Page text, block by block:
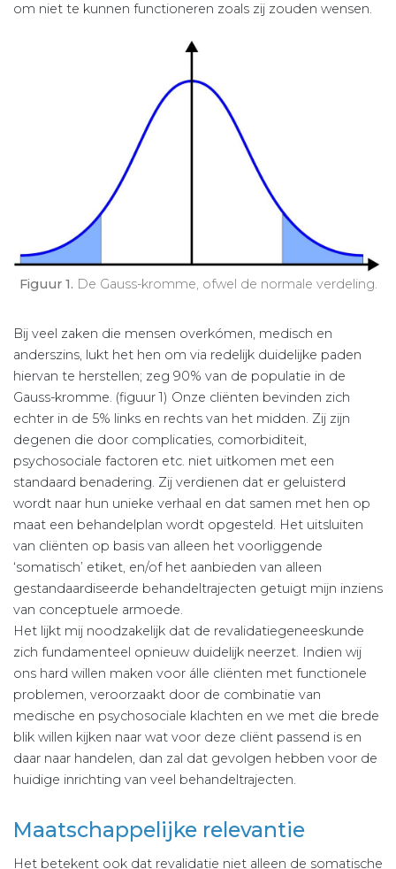
om niet te kunnen functioneren zoals zij zouden wensen.
Figuur 1. De Gauss-kromme, ofwel de normale verdeling.
Bij veel zaken die mensen overkómen, medisch en
anderszins, lukt het hen om via redelijk duidelijke paden
hiervan te herstellen; zeg 90% van de populatie in de
Gauss-kromme. (figuur 1) Onze cliënten bevinden zich
echter in de 5% links en rechts van het midden. Zij zijn
degenen die door complicaties, comorbiditeit,
psychosociale factoren etc. niet uitkomen met een
standaard benadering. Zij verdienen dat er geluisterd
wordt naar hun unieke verhaal en dat samen met hen op
maat een behandelplan wordt opgesteld. Het uitsluiten
van cliënten op basis van alleen het voorliggende
‘somatisch’ etiket, en/of het aanbieden van alleen
gestandaardiseerde behandeltrajecten getuigt mijn inziens
van conceptuele armoede.
Het lijkt mij noodzakelijk dat de revalidatiegeneeskunde
zich fundamenteel opnieuw duidelijk neerzet. Indien wij
ons hard willen maken voor álle cliënten met functionele
problemen, veroorzaakt door de combinatie van
medische en psychosociale klachten en we met die brede
blik willen kijken naar wat voor deze cliënt passend is en
daar naar handelen, dan zal dat gevolgen hebben voor de
huidige inrichting van veel behandeltrajecten.
Maatschappelijke relevantie
Het betekent ook dat revalidatie niet alleen de somatische